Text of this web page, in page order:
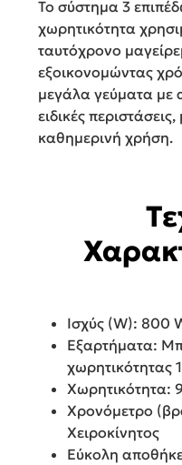
Το σύστημα 3
χωρητικότητα
ταυτόχρονο
εξοικονομώντας
μεγάλα γεύματα με
ειδικές
καθημερινή χρήση.
Ισχύς (W): 800
Εξαρτήματα:
χωρητικότητας
Χωρητικότητα:
Χρονόμετρο
Χειροκίνητος
Εύκολη